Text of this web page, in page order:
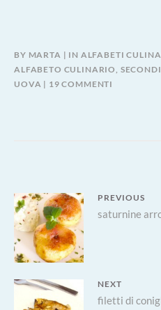
BY MARTA IN ALFABETI
ALFABETO CULINARIO
UOVA
19 COMMENTI
Navigazione
articoli
PREVIOUS
Previous
post:
saturnine
NEXT
Next
filetti di